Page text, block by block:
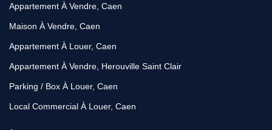
Appartement À Vendre, Caen
Maison À Vendre, Caen
Appartement À Louer, Caen
Appartement À Vendre, Herouville Saint Clair
Parking / Box À Louer, Caen
Local Commercial À Louer, Caen